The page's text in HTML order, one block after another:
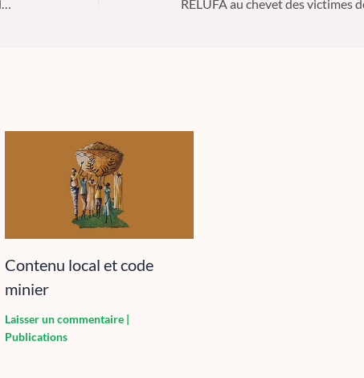
Contenu local et code
minier
Laisser un commentaire |
Publications